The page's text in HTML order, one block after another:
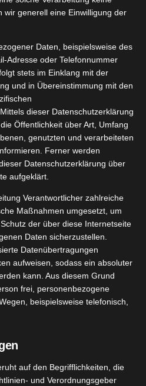
Strahlkraft
,Haut,Lifestyle,Pflege,
Million Lashes
Weiterlesen
wir generell eine Einwilligung der
Daten, beispielsweise des
Adresse oder Telefonnummer
stets im Einklang mit der
und in Übereinstimmung mit den
dieser Datenschutzerklärung
Öffentlichkeit über Art, Umfang
genutzten und verarbeiteten
Ferner werden
Datenschutzerklärung über
aufgeklärt.
Verantwortlicher zahlreiche
Maßnahmen umgesetzt, um
der über diese Internetseite
Daten sicherzustellen.
Datenübertragungen
aufweisen, sodass ein absoluter
kann. Aus diesem Grund
frei, personenbezogene
beispielsweise telefonisch,
auf den Begrifflichkeiten, die
und Verordnungsgeber